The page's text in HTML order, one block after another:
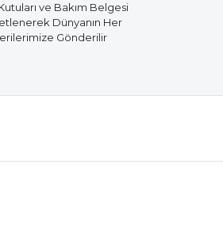
ve Bakım Belgesi
Dünyanın Her
Gönderilir